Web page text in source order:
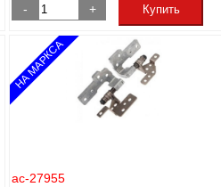
- + Купить
НА МАРКСА
ac-27955